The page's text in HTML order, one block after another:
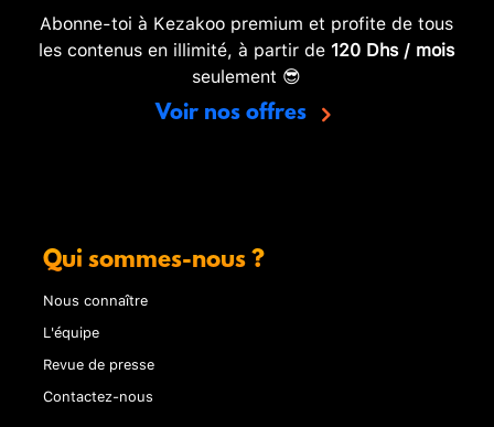
Abonne-toi à Kezakoo premium et profite de tous
les contenus en illimité, à partir de 120 Dhs / mois
seulement 😎
Voir nos offres
Qui sommes-nous ?
Nous connaître
L'équipe
Revue de presse
Contactez-nous